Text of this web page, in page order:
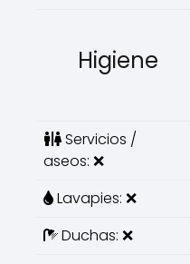
Higiene
Servicios /
aseos: ❌
Lavapies: ❌
Duchas: ❌